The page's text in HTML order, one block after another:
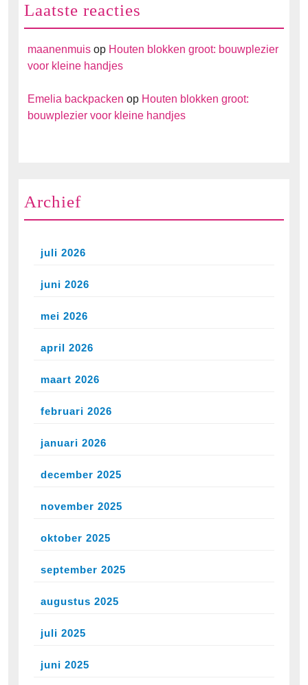
Laatste reacties
maanenmuis op Houten blokken groot: bouwplezier
voor kleine handjes
Emelia backpacken op Houten blokken groot:
bouwplezier voor kleine handjes
Archief
juli 2026
juni 2026
mei 2026
april 2026
maart 2026
februari 2026
januari 2026
december 2025
november 2025
oktober 2025
september 2025
augustus 2025
juli 2025
juni 2025